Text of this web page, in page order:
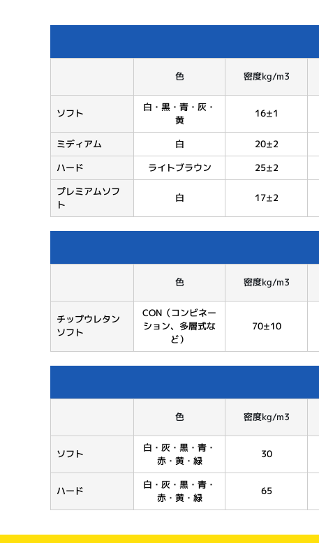
色 密度kg/m3
ソフト
白・黒・青・灰・
黄
16±1
ミディアム 白 20±2
ハード
ライトブラウン 25±2
プレミアムソフ
ト
白 17±2
色 密度kg/m3
チップウレタン
ソフト
CON（コンビネー
ション、多層式な
ど）
70±10
色 密度kg/m3
ソフト
白・灰・黒・青・
赤・黄・緑
30
ハード
白・灰・黒・青・
赤・黄・緑
65